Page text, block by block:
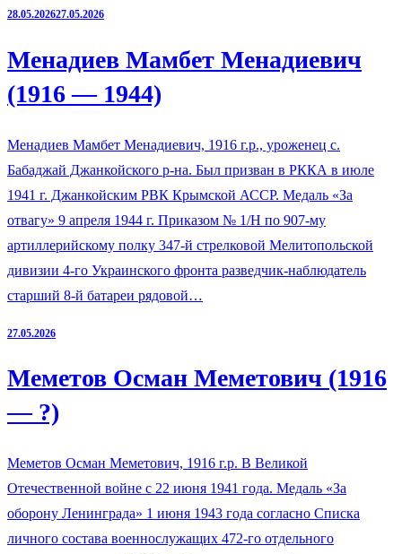
28.05.202627.05.2026
Менадиев Мамбет Менадиевич
(1916 — 1944)
Менадиев Мамбет Менадиевич, 1916 г.р., уроженец с.
Бабаджай Джанкойского р-на. Был призван в РККА в июле
1941 г. Джанкойским РВК Крымской АССР. Медаль «За
отвагу» 9 апреля 1944 г. Приказом № 1/Н по 907-му
артиллерийскому полку 347-й стрелковой Мелитопольской
дивизии 4-го Украинского фронта разведчик-наблюдатель
старший 8-й батареи рядовой…
27.05.2026
Меметов Осман Меметович (1916
— ?)
Меметов Осман Меметович, 1916 г.р. В Великой
Отечественной войне с 22 июня 1941 года. Медаль «За
оборону Ленинграда» 1 июня 1943 года согласно Списка
личного состава военнослужащих 472-го отдельного